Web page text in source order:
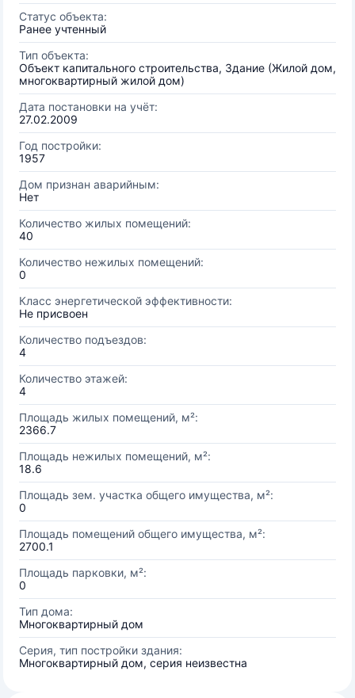
Статус объекта:
Ранее учтенный
Тип объекта:
Объект капитального строительства, Здание (Жилой дом,
многоквартирный жилой дом)
Дата постановки на учёт:
27.02.2009
Год постройки:
1957
Дом признан аварийным:
Нет
Количество жилых помещений:
40
Количество нежилых помещений:
0
Класс энергетической эффективности:
Не присвоен
Количество подъездов:
4
Количество этажей:
4
Площадь жилых помещений, м²:
2366.7
Площадь нежилых помещений, м²:
18.6
Площадь зем. участка общего имущества, м²:
0
Площадь помещений общего имущества, м²:
2700.1
Площадь парковки, м²:
0
Тип дома:
Многоквартирный дом
Серия, тип постройки здания:
Многоквартирный дом, серия неизвестна